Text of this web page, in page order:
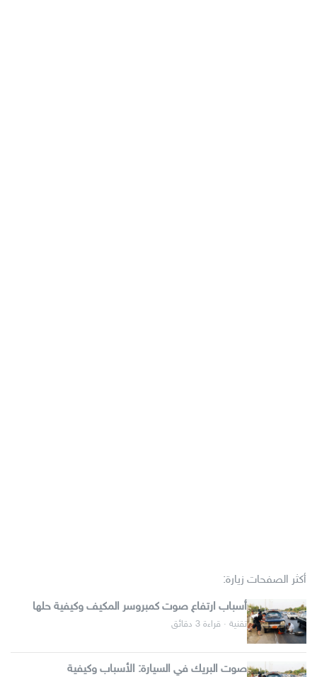
أكثر الصفحات زيارة:
أسباب ارتفاع صوت كمبروسر المكيف وكيفية حلها
تقنية · قراءة 3 دقائق
صوت البريك في السيارة: الأسباب وكيفية